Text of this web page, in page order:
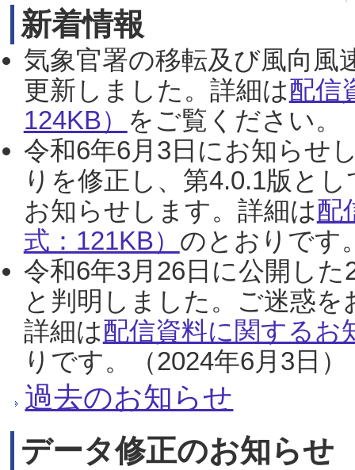
新着情報
気象官署の移転及び風向風
更新しました。詳細は配信
124KB） をご覧ください。
令和6年6月3日にお知らせ
りを修正し、第4.0.1版と
お知らせします。詳細は配
式：121KB） のとおりです
令和6年3月26日に公開し
と判明しました。ご迷惑
詳細は配信資料に関するお
りです。（2024年6月3日）
過去のお知らせ
データ修正のお知らせ